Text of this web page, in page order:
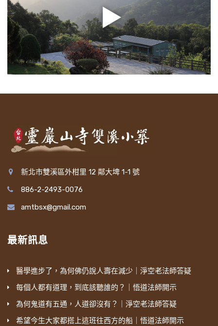
新北市雙溪區外柑里 12 鄰大埤 1-1 號
886-2-2493-0076
amtbsx@gmail.com
最新訊息
醫學進步了，為何佛仍說人壽在減少｜淨空老法師答疑
每個人都有道理，到底該聽誰的？｜悟道法師開示
為何鬼道有五通，人道卻沒有？｜淨空老法師答疑
希望今生大家都搭上這班往西方的船｜悟道法師開示